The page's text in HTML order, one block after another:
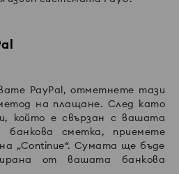
PayPal, отметнете тази
на плащане. След като
който е свързан с вашата
банкова сметка, приемете
„Continue“. Сумата ще бъде
от вашата банкова